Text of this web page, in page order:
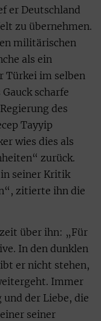
er Deutschland
zu übernehmen.
militärischen
als ein
Türkei im selben
scharfe
des
Tayyip
wies dies als
zurück.
seiner Kritik
zitierte ihn die
über ihn: „Für
In den dunklen
er nicht stehen,
Immer
der Liebe, die
seiner